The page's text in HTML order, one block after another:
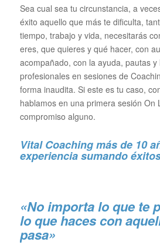
Sea cual sea tu circunstancia, a
éxito aquello que más te dificulta,
tiempo, trabajo y vida, necesitarás
eres, que quieres y qué hacer, con
acompañado, con la ayuda, pautas
profesionales en sesiones de
forma inaudita. Si este es tu caso,
hablamos en una primera sesión On
compromiso alguno.
Vital Coaching más de 10
experiencia sumando
«No importa lo que te
lo que haces con
pasa»